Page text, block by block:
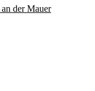
der Mauer